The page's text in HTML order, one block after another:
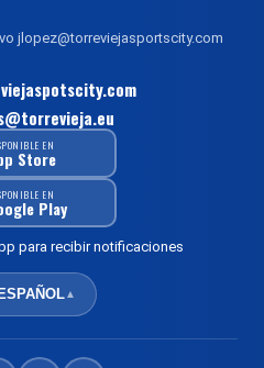
jlopez@torreviejasportscity.com
EN
Store
EN
Play
para recibir notificaciones
ESPAÑOL▲